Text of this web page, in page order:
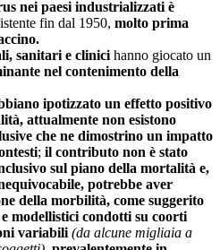
nei paesi industrializzati è
fin dal 1950, molto prima
sanitari e clinici hanno giocato un
nel contenimento della
ipotizzato un effetto positivo
attualmente non esistono
che ne dimostrino un impatto
; il contributo non è stato
sul piano della mortalità e,
potrebbe aver
della morbilità, come suggerito
modellistici condotti su coorti
variabili (da alcune migliaia a